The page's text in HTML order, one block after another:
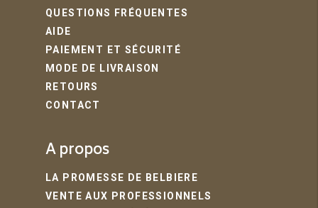
QUESTIONS FRÉQUENTES
AIDE
PAIEMENT ET SÉCURITÉ
MODE DE LIVRAISON
RETOURS
CONTACT
A propos
LA PROMESSE DE BELBIERE
VENTE AUX PROFESSIONNELS